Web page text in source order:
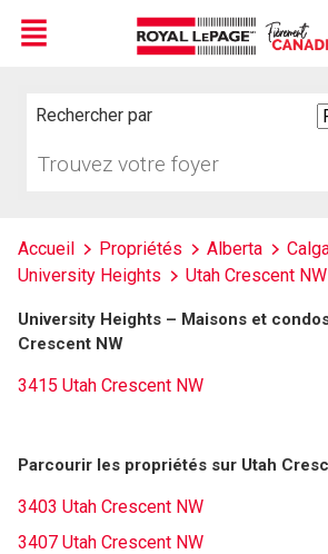
Menu
Rechercher par
votre
Accueil Propriétés Alberta
University Heights
Utah Crescent NW
University Heights – Maisons et
Crescent NW
3415 Utah Crescent NW
Parcourir les propriétés sur Utah
3403 Utah Crescent NW
3407 Utah Crescent NW